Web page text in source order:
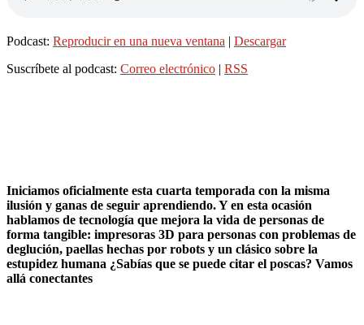
Podcast: Reproducir en una nueva ventana | Descargar
Suscríbete al podcast: Correo electrónico | RSS
Iniciamos oficialmente esta cuarta temporada con la misma
ilusión y ganas de seguir aprendiendo. Y en esta ocasión
hablamos de tecnología que mejora la vida de personas de
forma tangible: impresoras 3D para personas con problemas de
deglución, paellas hechas por robots y un clásico sobre la
estupidez humana ¿Sabías que se puede citar el poscas? Vamos
allá conectantes